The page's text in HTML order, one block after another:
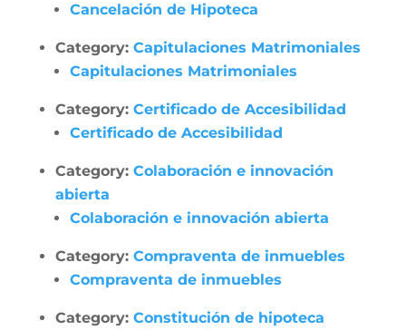
Cancelación de Hipoteca
Category: Capitulaciones Matrimoniales
Capitulaciones Matrimoniales
Category: Certificado de Accesibilidad
Certificado de Accesibilidad
Category: Colaboración e innovación
abierta
Colaboración e innovación abierta
Category: Compraventa de inmuebles
Compraventa de inmuebles
Category: Constitución de hipoteca